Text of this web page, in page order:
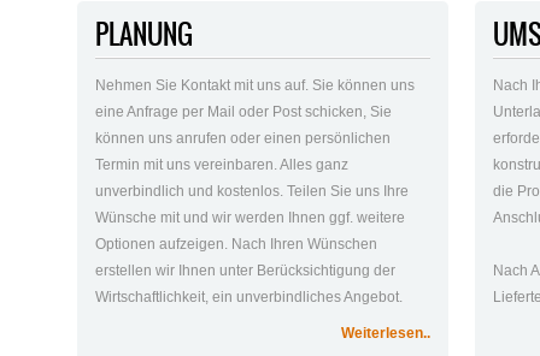
PLANUNG
Nehmen Sie Kontakt mit uns auf. Sie können uns
eine Anfrage per Mail oder Post schicken, Sie
können uns anrufen oder einen persönlichen
Termin mit uns vereinbaren. Alles ganz
unverbindlich und kostenlos. Teilen Sie uns Ihre
Wünsche mit und wir werden Ihnen ggf. weitere
Optionen aufzeigen. Nach Ihren Wünschen
erstellen wir Ihnen unter Berücksichtigung der
Wirtschaftlichkeit, ein unverbindliches Angebot.
Weiterlesen..
Nach
die
Nach